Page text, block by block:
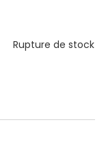
Rupture de stock